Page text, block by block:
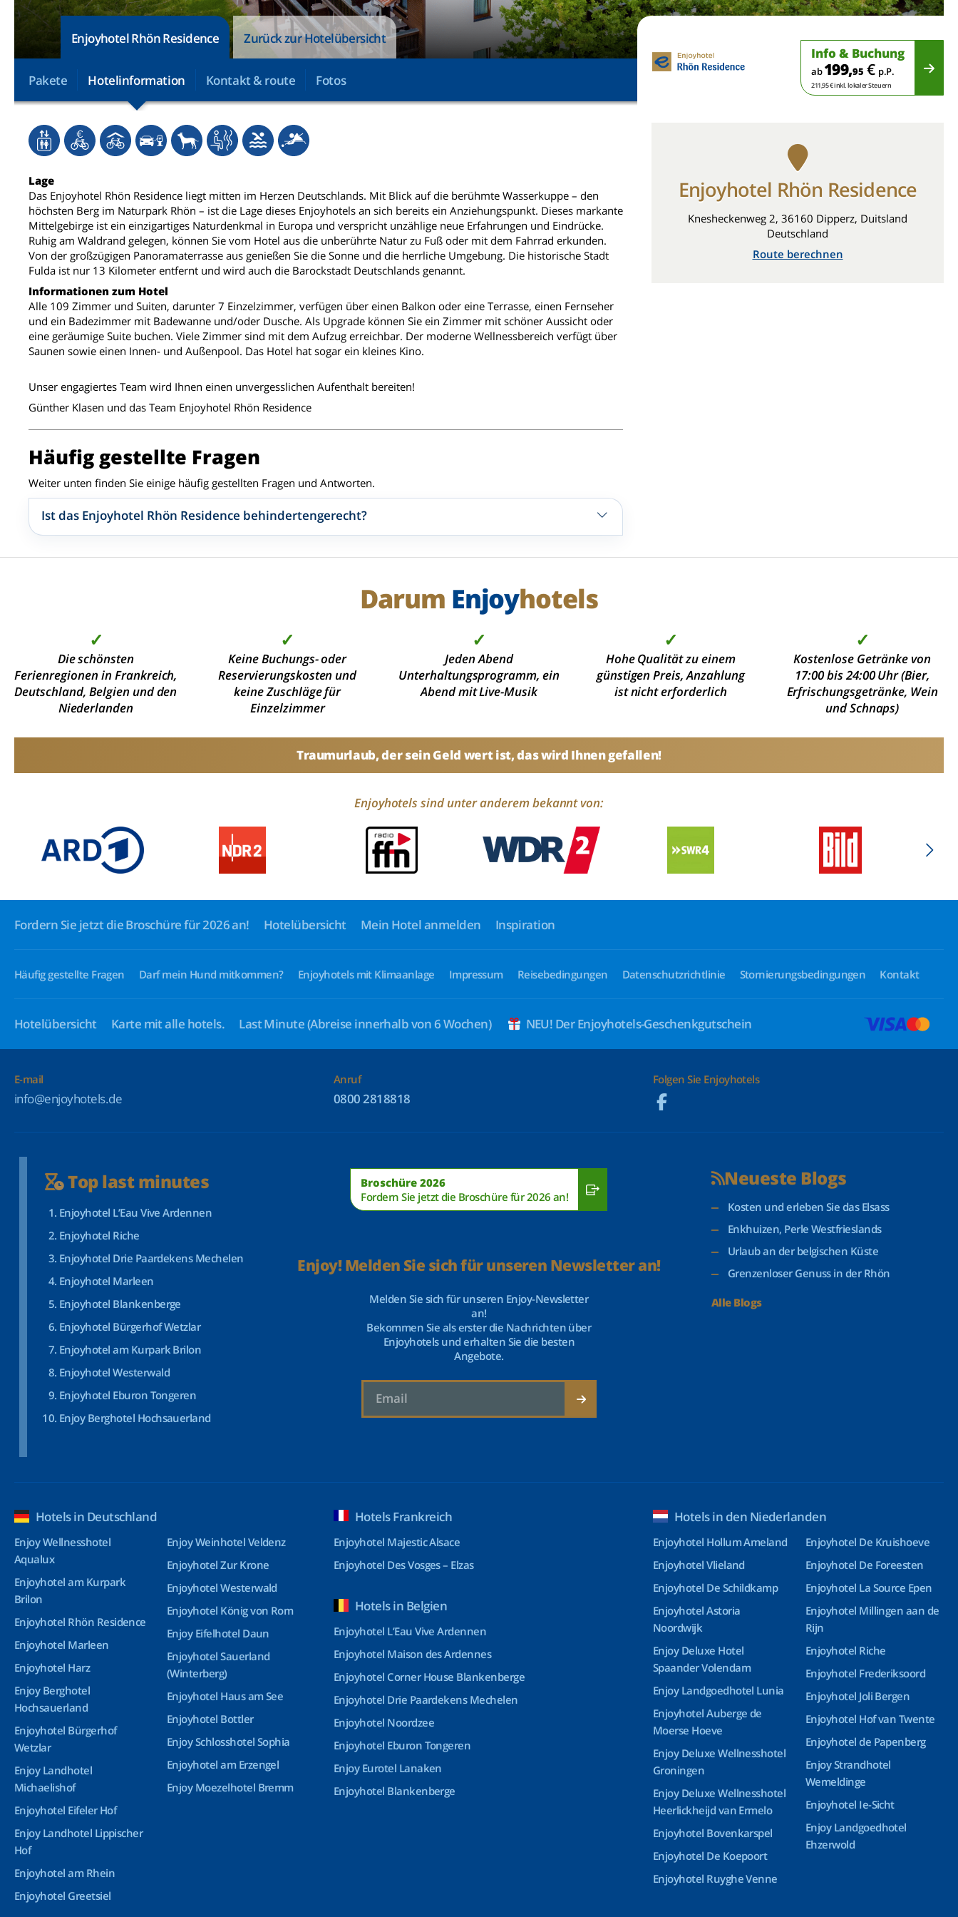
Enjoyhotel Rhön Residence Zurück zur Hotelübersicht
Pakete Hotelinformation Kontakt & route Fotos
Info & Buchung
ab199,95 € p.P.
211,95 € inkl. lokaler Steuern
Lage
Das Enjoyhotel Rhön Residence liegt mitten im Herzen Deutschlands. Mit Blick auf die berühmte Wasserkuppe – den
höchsten Berg im Naturpark Rhön – ist die Lage dieses Enjoyhotels an sich bereits ein Anziehungspunkt. Dieses markante
Mittelgebirge ist ein einzigartiges Naturdenkmal in Europa und verspricht unzählige neue Erfahrungen und Eindrücke.
Ruhig am Waldrand gelegen, können Sie vom Hotel aus die unberührte Natur zu Fuß oder mit dem Fahrrad erkunden.
Von der großzügigen Panoramaterrasse aus genießen Sie die Sonne und die herrliche Umgebung. Die historische Stadt
Fulda ist nur 13 Kilometer entfernt und wird auch die Barockstadt Deutschlands genannt.
Informationen zum Hotel
Alle 109 Zimmer und Suiten, darunter 7 Einzelzimmer, verfügen über einen Balkon oder eine Terrasse, einen Fernseher
und ein Badezimmer mit Badewanne und/oder Dusche. Als Upgrade können Sie ein Zimmer mit schöner Aussicht oder
eine geräumige Suite buchen. Viele Zimmer sind mit dem Aufzug erreichbar. Der moderne Wellnessbereich verfügt über
Saunen sowie einen Innen- und Außenpool. Das Hotel hat sogar ein kleines Kino.
Unser engagiertes Team wird Ihnen einen unvergesslichen Aufenthalt bereiten!
Günther Klasen und das Team Enjoyhotel Rhön Residence
Häufig gestellte Fragen
Weiter unten finden Sie einige häufig gestellten Fragen und Antworten.
Ist das Enjoyhotel Rhön Residence behindertengerecht?
Enjoyhotel Rhön Residence
Knesheckenweg 2, 36160 Dipperz, Duitsland
Deutschland
Route berechnen
Darum Enjoyhotels
✓
Die schönsten
Ferienregionen in Frankreich,
Deutschland, Belgien und den
Niederlanden
✓
Keine Buchungs- oder
Reservierungskosten und
keine Zuschläge für
Einzelzimmer
✓
Jeden Abend
Unterhaltungsprogramm, ein
Abend mit Live-Musik
✓
Hohe Qualität zu einem
günstigen Preis, Anzahlung
ist nicht erforderlich
✓
Kostenlose Getränke von
17:00 bis 24:00 Uhr (Bier,
Erfrischungsgetränke, Wein
und Schnaps)
Traumurlaub, der sein Geld wert ist, das wird Ihnen gefallen!
Enjoyhotels sind unter anderem bekannt von:
Fordern Sie jetzt die Broschüre für 2026 an! Hotelübersicht Mein Hotel anmelden Inspiration
Häufig gestellte Fragen Darf mein Hund mitkommen? Enjoyhotels mit Klimaanlage Impressum Reisebedingungen Datenschutzrichtlinie Stornierungsbedingungen Kontakt
Hotelübersicht Karte mit alle hotels. Last Minute(Abreise innerhalb von 6 Wochen) NEU! Der Enjoyhotels-Geschenkgutschein
E-mail
info@enjoyhotels.de
Anruf
0800 2818818
Folgen Sie Enjoyhotels
Top last minutes
Enjoyhotel L’Eau Vive Ardennen
Enjoyhotel Riche
Enjoyhotel Drie Paardekens Mechelen
Enjoyhotel Marleen
Enjoyhotel Blankenberge
Enjoyhotel Bürgerhof Wetzlar
Enjoyhotel am Kurpark Brilon
Enjoyhotel Westerwald
Enjoyhotel Eburon Tongeren
Enjoy Berghotel Hochsauerland
Broschüre 2026
Fordern Sie jetzt die Broschüre für 2026 an!
Enjoy! Melden Sie sich für unseren Newsletter an!
Melden Sie sich für unseren Enjoy-Newsletter
an!
Bekommen Sie als erster die Nachrichten über
Enjoyhotels und erhalten Sie die besten
Angebote.
Neueste Blogs
Kosten und erleben Sie das Elsass
Enkhuizen, Perle Westfrieslands
Urlaub an der belgischen Küste
Grenzenloser Genuss in der Rhön
Alle Blogs
Hotels in Deutschland
Enjoy Wellnesshotel
Aqualux
Enjoyhotel am Kurpark
Brilon
Enjoyhotel Rhön Residence
Enjoyhotel Marleen
Enjoyhotel Harz
Enjoy Berghotel
Hochsauerland
Enjoyhotel Bürgerhof
Wetzlar
Enjoy Landhotel
Michaelishof
Enjoyhotel Eifeler Hof
Enjoy Landhotel Lippischer
Hof
Enjoyhotel am Rhein
Enjoyhotel Greetsiel
Enjoy Weinhotel Veldenz
Enjoyhotel Zur Krone
Enjoyhotel Westerwald
Enjoyhotel König von Rom
Enjoy Eifelhotel Daun
Enjoyhotel Sauerland
(Winterberg)
Enjoyhotel Haus am See
Enjoyhotel Bottler
Enjoy Schlosshotel Sophia
Enjoyhotel am Erzengel
Enjoy Moezelhotel Bremm
Hotels Frankreich
Enjoyhotel Majestic Alsace
Enjoyhotel Des Vosges – Elzas
Hotels in Belgien
Enjoyhotel L’Eau Vive Ardennen
Enjoyhotel Maison des Ardennes
Enjoyhotel Corner House Blankenberge
Enjoyhotel Drie Paardekens Mechelen
Enjoyhotel Noordzee
Enjoyhotel Eburon Tongeren
Enjoy Eurotel Lanaken
Enjoyhotel Blankenberge
Hotels in den Niederlanden
Enjoyhotel Hollum Ameland
Enjoyhotel Vlieland
Enjoyhotel De Schildkamp
Enjoyhotel Astoria
Noordwijk
Enjoy Deluxe Hotel
Spaander Volendam
Enjoy Landgoedhotel Lunia
Enjoyhotel Auberge de
Moerse Hoeve
Enjoy Deluxe Wellnesshotel
Groningen
Enjoy Deluxe Wellnesshotel
Heerlickheijd van Ermelo
Enjoyhotel Bovenkarspel
Enjoyhotel De Koepoort
Enjoyhotel Ruyghe Venne
Enjoyhotel De Kruishoeve
Enjoyhotel De Foreesten
Enjoyhotel La Source Epen
Enjoyhotel Millingen aan de
Rijn
Enjoyhotel Riche
Enjoyhotel Frederiksoord
Enjoyhotel Joli Bergen
Enjoyhotel Hof van Twente
Enjoyhotel de Papenberg
Enjoy Strandhotel
Wemeldinge
Enjoyhotel Ie-Sicht
Enjoy Landgoedhotel
Ehzerwold